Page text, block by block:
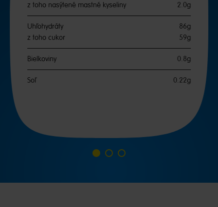
z toho nasýtené mastné kyseliny
2.0g
Uhľohydráty
86g
z toho cukor
59g
Bielkoviny 0.8g
Soľ 0.22g
Prejsť
1
Prejsť
2
Prejsť
3